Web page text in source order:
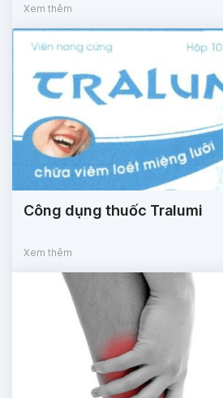
Xem thêm
Công dụng thuốc Tralumi
Xem thêm